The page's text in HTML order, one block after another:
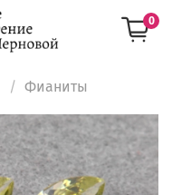
0
Фианиты